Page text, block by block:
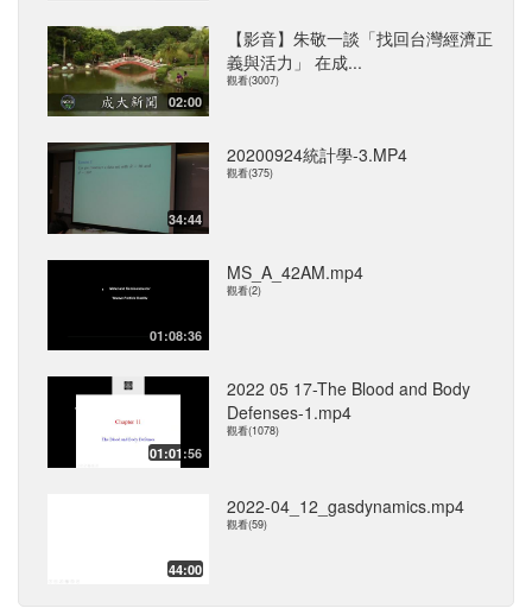
02:00
【影音】朱敬一談「找回台灣經濟正
義與活力」 在成...
觀看(3007)
34:44
20200924統計學-3.MP4
觀看(375)
01:08:36
MS_A_42AM.mp4
觀看(2)
01:01:56
2022 05 17-The Blood and Body
Defenses-1.mp4
觀看(1078)
44:00
2022-04_12_gasdynamics.mp4
觀看(59)